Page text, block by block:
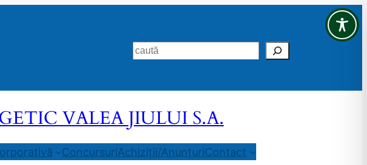
Search
VALEA JIULUI S.A.
ConcursuriAchiziții/AnunțuriContact